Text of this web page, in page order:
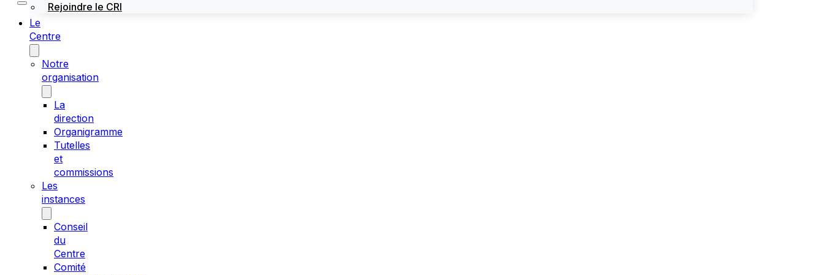
Rejoindre le CRI
Le
Centre
Notre
organisation
La
direction
Organigramme
Tutelles
et
commissions
Les
instances
Conseil
du
Centre
Comité